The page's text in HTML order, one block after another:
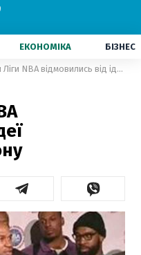
ЕКОНОМІКА БІЗНЕС
Керівники Ліги NBA відмовились від ідеї скороченого сезону